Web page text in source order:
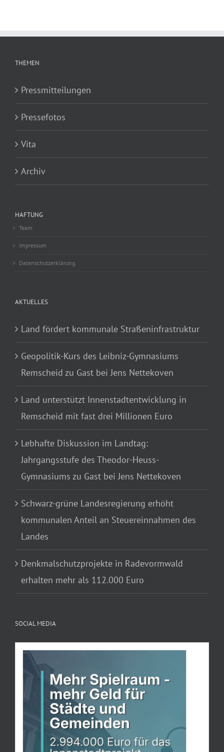
THEMEN
Pressmitteilungen
Pressefotos
Vita
Archiv
HAFTUNG
Team
Impressum
Datenschutzerklärung
AKTUELLES
Land fördert kommunale Straßeninfrastruktur
Geopolitik-Kurs des Leibniz-Gymnasiums
Remscheid zu Gast bei Jens Nettekoven
Land unterstützt Innenstadtentwicklung in
Remscheid mit fast drei Millionen Euro
Lebhafte Diskussion im Landtag:
Jahrgangsstufe des Theodor-Heuss-
Gymnasiums zu Gast bei Jens Nettekoven
Schwarz-grüne Landesregierung erhöht
kommunalen Anteil an Steuereinnahmen des
Landes
Denkmalschutzprojekte in Radevormwald
erhalten mehr als 112.000 Euro
SOCIAL MEDIA